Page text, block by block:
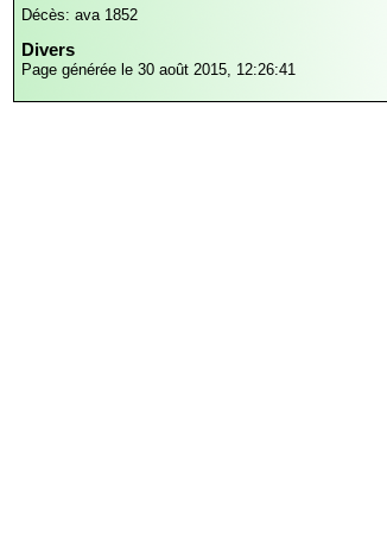
Décès: ava 1852
Divers
Page générée le 30 août 2015, 12:26:41